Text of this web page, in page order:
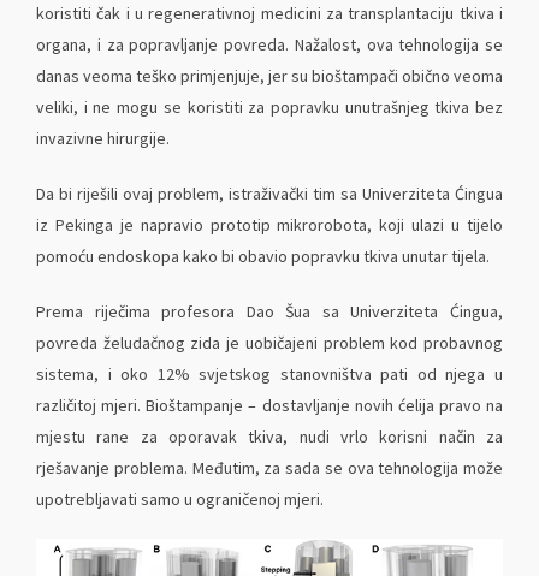
koristiti čak i u regenerativnoj medicini za transplantaciju tkiva i
organa, i za popravljanje povreda. Nažalost, ova tehnologija se
danas veoma teško primjenjuje, jer su bioštampači obično veoma
veliki, i ne mogu se koristiti za popravku unutrašnjeg tkiva bez
invazivne hirurgije.
Da bi riješili ovaj problem, istraživački tim sa Univerziteta Ćingua
iz Pekinga je napravio prototip mikrorobota, koji ulazi u tijelo
pomoću endoskopa kako bi obavio popravku tkiva unutar tijela.
Prema riječima profesora Dao Šua sa Univerziteta Ćingua,
povreda želudačnog zida je uobičajeni problem kod probavnog
sistema, i oko 12% svjetskog stanovništva pati od njega u
različitoj mjeri. Bioštampanje – dostavljanje novih ćelija pravo na
mjestu rane za oporavak tkiva, nudi vrlo korisni način za
rješavanje problema. Međutim, za sada se ova tehnologija može
upotrebljavati samo u ograničenoj mjeri.